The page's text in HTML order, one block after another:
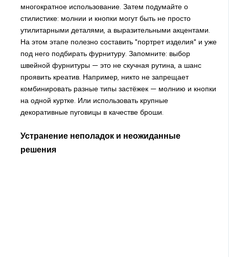
многократное использование. Затем подумайте о
стилистике: молнии и кнопки могут быть не просто
утилитарными деталями, а выразительными акцентами.
На этом этапе полезно составить "портрет изделия" и уже
под него подбирать фурнитуру. Запомните: выбор
швейной фурнитуры — это не скучная рутина, а шанс
проявить креатив. Например, никто не запрещает
комбинировать разные типы застёжек — молнию и кнопки
на одной куртке. Или использовать крупные
декоративные пуговицы в качестве броши.
Устранение неполадок и неожиданные
решения